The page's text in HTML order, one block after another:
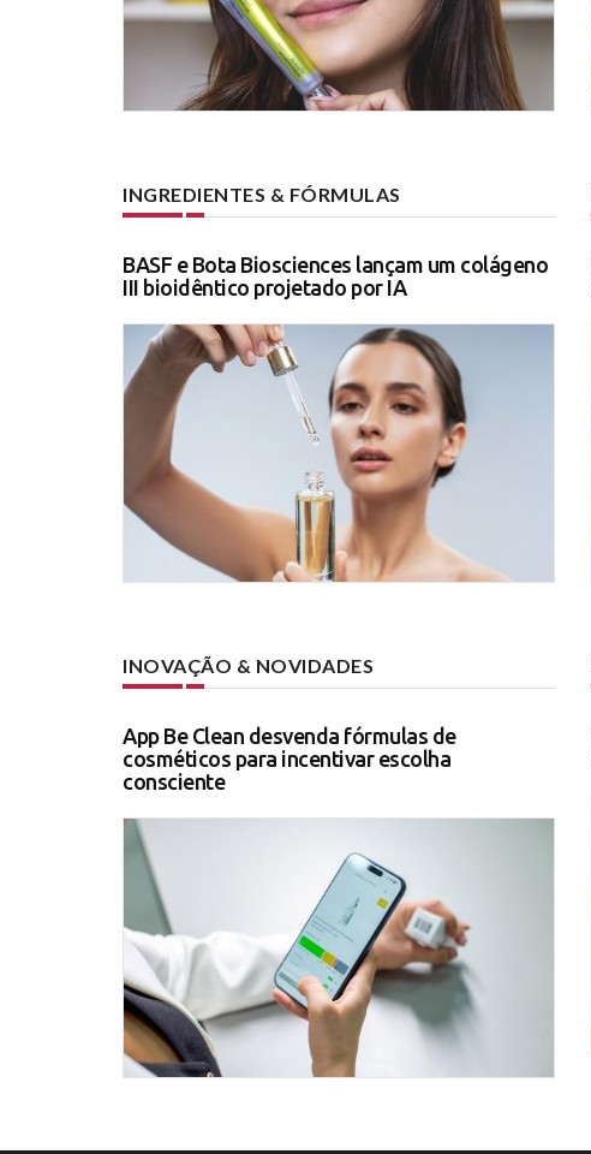
INGREDIENTES & FÓRMULAS
BASF e Bota Biosciences lançam um colágeno
III bioidêntico projetado por IA
INOVAÇÃO & NOVIDADES
App Be Clean desvenda fórmulas de
cosméticos para incentivar escolha
consciente